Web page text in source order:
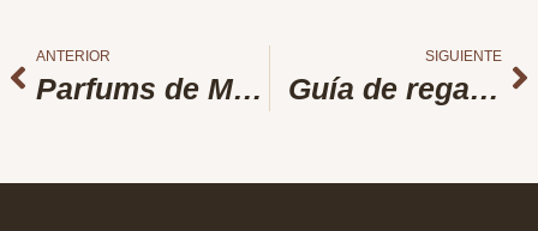
ANTERIOR
Parfums de Marly: la excelencia de una casa de perfumes de lujo
SIGUIENTE
Guía de regalos del Día del Padre: regala un perfume nicho